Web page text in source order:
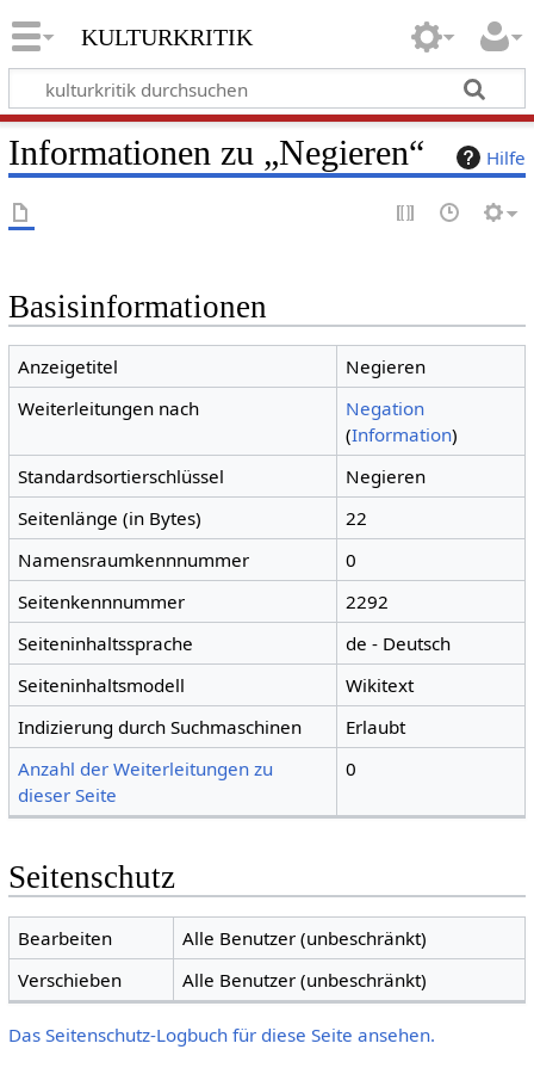
kulturkritik
Hilfe
Informationen zu „Negieren“
Basisinformationen
Anzeigetitel
Negieren
Weiterleitungen nach
Negation
(Information)
Standardsortierschlüssel
Negieren
Seitenlänge (in Bytes)
22
Namensraumkennnummer
0
Seitenkennnummer
2292
Seiteninhaltssprache
de - Deutsch
Seiteninhaltsmodell
Wikitext
Indizierung durch Suchmaschinen
Erlaubt
Anzahl der Weiterleitungen zu
dieser Seite
0
Seitenschutz
Bearbeiten
Alle Benutzer (unbeschränkt)
Verschieben
Alle Benutzer (unbeschränkt)
Das Seitenschutz-Logbuch für diese Seite ansehen.